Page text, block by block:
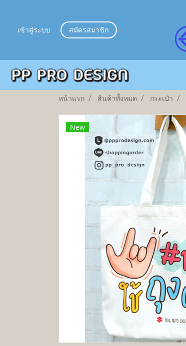
เข้าสู่ระบบ สมัครสมาชิก
หน้าแรก สินค้าทั้งหมด กระเป๋า
New